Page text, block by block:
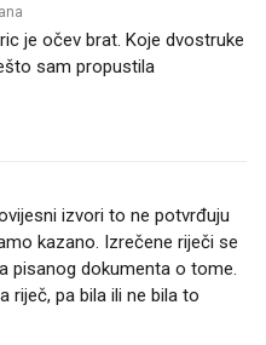
je očev brat. Koje dvostruke
sam propustila
izvori to ne potvrđuju
kazano. Izrečene riječi se
pisanog dokumenta o tome.
riječ, pa bila ili ne bila to